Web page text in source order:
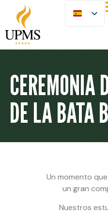
CEREMONIA
DE LA BATA
Un momento
un gran
Nuestros